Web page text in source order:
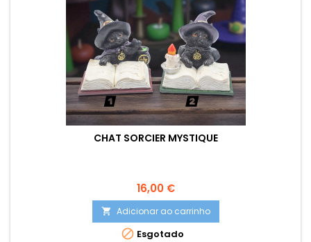
CHAT SORCIER MYSTIQUE
Preço
16,00 €
 Adicionar ao carrinho
 Esgotado